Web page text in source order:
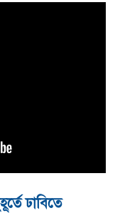
ঢাবিতে